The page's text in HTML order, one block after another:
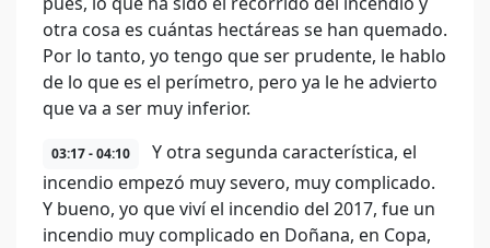
otra cosa es cuántas hectáreas se han quemado.
Por lo tanto, yo tengo que ser prudente, le hablo
de lo que es el perímetro, pero ya le he advierto
que va a ser muy inferior.
03:17 - 04:10
Y otra segunda característica, el
incendio empezó muy severo, muy complicado.
Y bueno, yo que viví el incendio del 2017, fue un
incendio muy complicado en Doñana, en Copa,